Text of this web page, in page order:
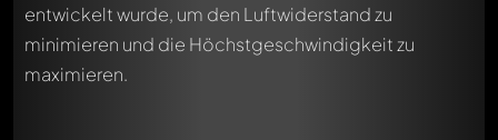
entwickelt wurde, um den Luftwiderstand zu
minimieren und die Höchstgeschwindigkeit zu
maximieren.